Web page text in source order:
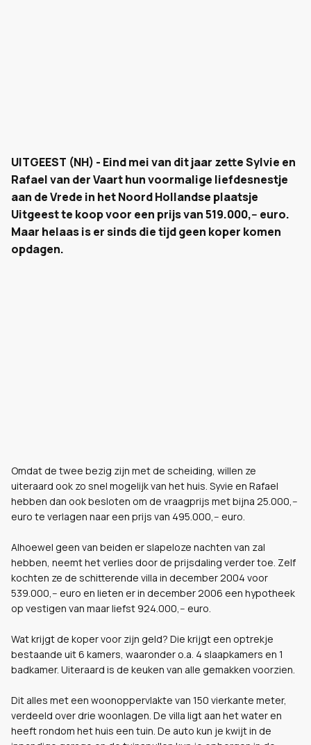
UITGEEST (NH) - Eind mei van dit jaar zette Sylvie en
Rafael van der Vaart hun voormalige liefdesnestje
aan de Vrede in het Noord Hollandse plaatsje
Uitgeest te koop voor een prijs van 519.000,-- euro.
Maar helaas is er sinds die tijd geen koper komen
opdagen.
Omdat de twee bezig zijn met de scheiding, willen ze
uiteraard ook zo snel mogelijk van het huis. Syvie en Rafael
hebben dan ook besloten om de vraagprijs met bijna 25.000,--
euro te verlagen naar een prijs van 495.000,-- euro.
Alhoewel geen van beiden er slapeloze nachten van zal
hebben, neemt het verlies door de prijsdaling verder toe. Zelf
kochten ze de schitterende villa in december 2004 voor
539.000,-- euro en lieten er in december 2006 een hypotheek
op vestigen van maar liefst 924.000,-- euro.
Wat krijgt de koper voor zijn geld? Die krijgt een optrekje
bestaande uit 6 kamers, waaronder o.a. 4 slaapkamers en 1
badkamer. Uiteraard is de keuken van alle gemakken voorzien.
Dit alles met een woonoppervlakte van 150 vierkante meter,
verdeeld over drie woonlagen. De villa ligt aan het water en
heeft rondom het huis een tuin. De auto kun je kwijt in de